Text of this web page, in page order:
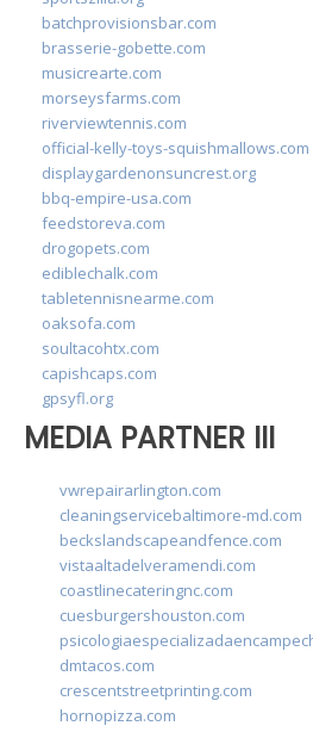
batchprovisionsbar.com
brasserie-gobette.com
musicrearte.com
morseysfarms.com
riverviewtennis.com
official-kelly-toys-squishmallows.com
displaygardenonsuncrest.org
bbq-empire-usa.com
feedstoreva.com
drogopets.com
ediblechalk.com
tabletennisnearme.com
oaksofa.com
soultacohtx.com
capishcaps.com
gpsyfl.org
MEDIA PARTNER III
vwrepairarlington.com
cleaningservicebaltimore-md.com
beckslandscapeandfence.com
vistaaltadelveramendi.com
coastlinecateringnc.com
cuesburgershouston.com
dmtacos.com
crescentstreetprinting.com
hornopizza.com